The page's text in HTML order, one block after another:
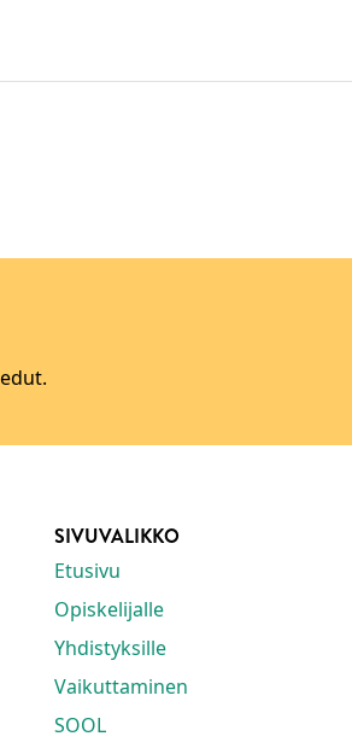
SIVUVALIKKO
Etusivu
Opiskelijalle
Yhdistyksille
Vaikuttaminen
SOOL